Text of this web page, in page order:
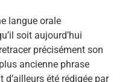
langue orale
soit aujourd’hui
précisément son
ancienne phrase
été rédigée par